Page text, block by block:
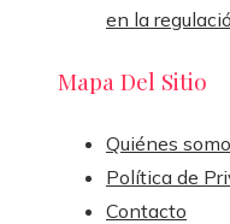
en la
Mapa Del Sitio
Quiénes
Política de
Contacto